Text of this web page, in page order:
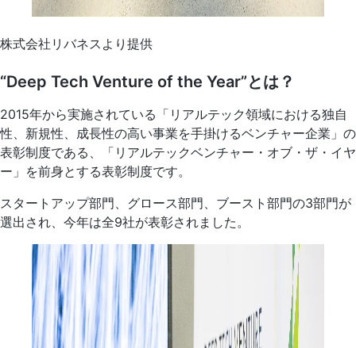
株式会社リバネスより提供
“Deep Tech Venture of the Year”とは？
2015年から実施されている「リアルテック領域における独自
性、新規性、成長性の高い事業を手掛けるベンチャー企業」の
表彰制度である、「リアルテックベンチャー・オブ・ザ・イヤ
ー」を前身とする表彰制度です。
スタートアップ部門、グロース部門、ブースト部門の3部門が
選出され、今年は全9社が表彰されました。